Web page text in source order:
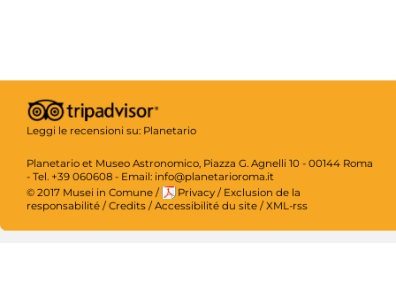
Leggi le recensioni su: Planetario
Planetario et Museo Astronomico, Piazza G. Agnelli 10 - 00144 Roma
- Tel. +39 060608 - Email: info@planetarioroma.it
© 2017 Musei in Comune / Privacy / Exclusion de la
responsabilité / Credits / Accessibilité du site / XML-rss